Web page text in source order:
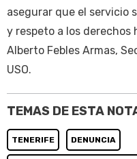
asegurar que el servicio
y respeto a los derechos
Alberto Febles Armas,
USO.
TEMAS DE ESTA
TENERIFE DENUNCIA